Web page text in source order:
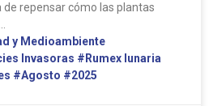
repensar cómo las plantas
y Medioambiente
Invasoras #Rumex lunaria
#Agosto #2025